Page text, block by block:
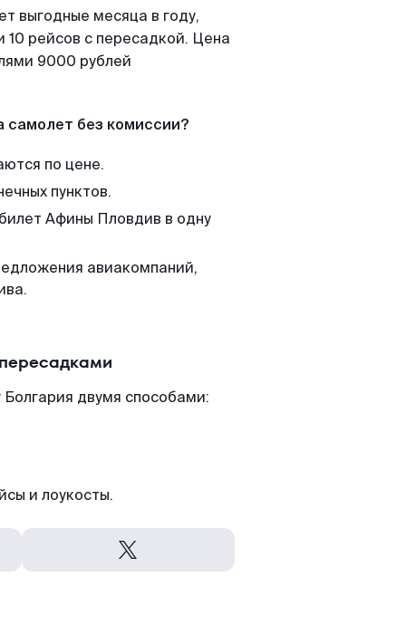
выгодные месяца в году,
рейсов с пересадкой. Цена
9000 рублей
самолет без комиссии?
по цене.
пунктов.
Афины Пловдив в одну
авиакомпаний,
двумя способами:
и лоукосты.